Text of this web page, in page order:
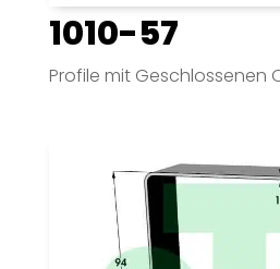
1010-57
Profile mit Geschlossenen